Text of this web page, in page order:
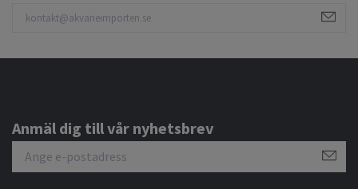
Anmäl dig till vår nyhetsbrev